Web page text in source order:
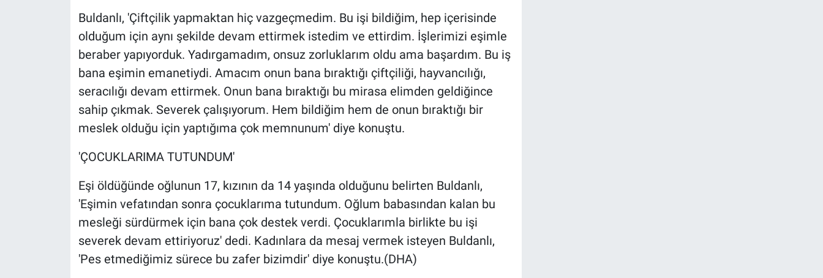
Buldanlı, 'Çiftçilik yapmaktan hiç vazgeçmedim. Bu işi bildiğim, hep içerisinde
olduğum için aynı şekilde devam ettirmek istedim ve ettirdim. İşlerimizi eşimle
beraber yapıyorduk. Yadırgamadım, onsuz zorluklarım oldu ama başardım. Bu iş
bana eşimin emanetiydi. Amacım onun bana bıraktığı çiftçiliği, hayvancılığı,
seracılığı devam ettirmek. Onun bana bıraktığı bu mirasa elimden geldiğince
sahip çıkmak. Severek çalışıyorum. Hem bildiğim hem de onun bıraktığı bir
meslek olduğu için yaptığıma çok memnunum' diye konuştu.
'ÇOCUKLARIMA TUTUNDUM'
Eşi öldüğünde oğlunun 17, kızının da 14 yaşında olduğunu belirten Buldanlı,
'Eşimin vefatından sonra çocuklarıma tutundum. Oğlum babasından kalan bu
mesleği sürdürmek için bana çok destek verdi. Çocuklarımla birlikte bu işi
severek devam ettiriyoruz' dedi. Kadınlara da mesaj vermek isteyen Buldanlı,
'Pes etmediğimiz sürece bu zafer bizimdir' diye konuştu.(DHA)
Türkiye'nin Gündemi
Yerel Gündem
Canlı Yayın